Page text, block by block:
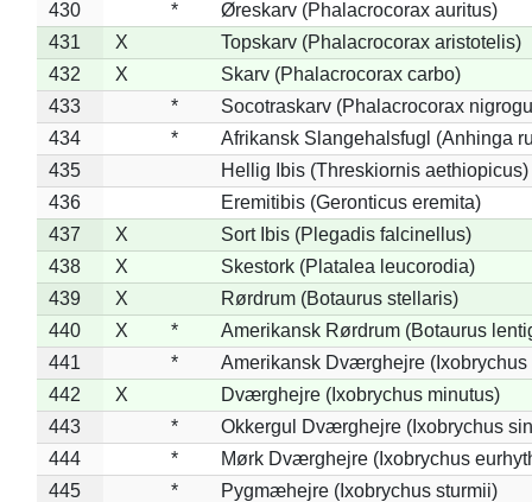
430
*
Øreskarv (Phalacrocorax auritus)
431
X
Topskarv (Phalacrocorax aristotelis)
432
X
Skarv (Phalacrocorax carbo)
433
*
Socotraskarv (Phalacrocorax
434
*
Afrikansk Slangehalsfugl (Anhinga
435
Hellig Ibis (Threskiornis aethiopicus)
436
Eremitibis (Geronticus eremita)
437
X
Sort Ibis (Plegadis falcinellus)
438
X
Skestork (Platalea leucorodia)
439
X
Rørdrum (Botaurus stellaris)
440
X *
Amerikansk Rørdrum (Botaurus
441
*
Amerikansk Dværghejre (Ixobrychus
442
X
Dværghejre (Ixobrychus minutus)
443
*
Okkergul Dværghejre (Ixobrychus
444
*
Mørk Dværghejre (Ixobrychus
445
*
Pygmæhejre (Ixobrychus sturmii)